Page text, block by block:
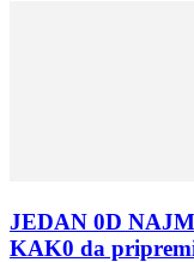
JEDAN 0D
KAK0 da